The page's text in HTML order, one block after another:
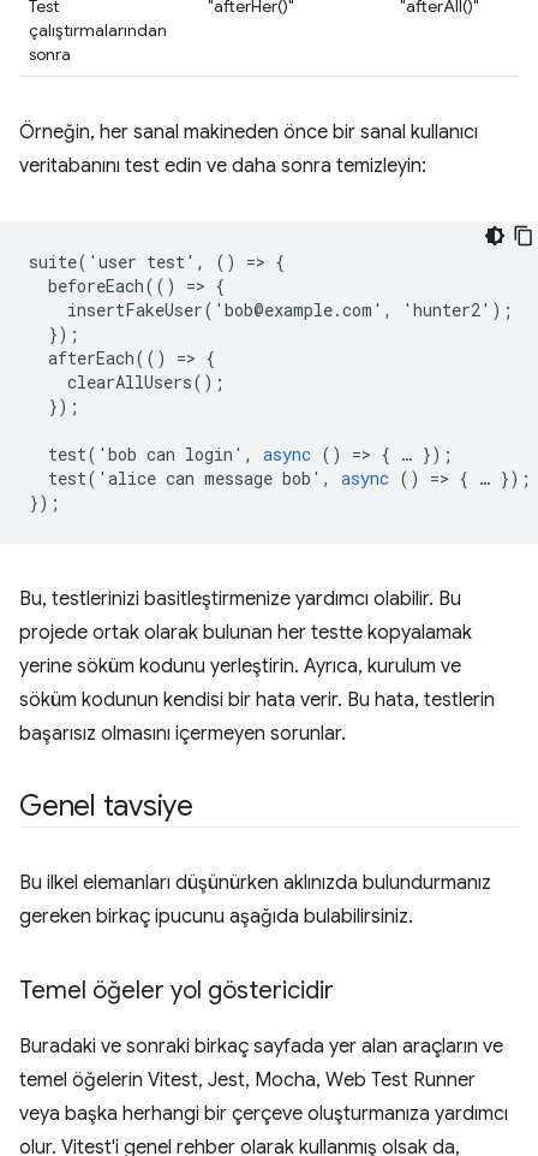
Test
çalıştırmalarından
sonra
"afterHer()" "afterAll()"
Örneğin, her sanal makineden önce bir sanal kullanıcı
veritabanını test edin ve daha sonra temizleyin:
suite( ' user test' , () => {
beforeEach(() => {
insertFakeUser( ' bob@example.com ' , ' hunter2' );
});
afterEach(() => {
clearAllUsers();
});
test( ' bob can login ' , async () => { … });
test( ' alice can message bob ' , async () => { … });
});
Bu, testlerinizi basitleştirmenize yardımcı olabilir. Bu
projede ortak olarak bulunan her testte kopyalamak
yerine söküm kodunu yerleştirin. Ayrıca, kurulum ve
söküm kodunun kendisi bir hata verir. Bu hata, testlerin
başarısız olmasını içermeyen sorunlar.
Genel tavsiye
Bu ilkel elemanları düşünürken aklınızda bulundurmanız
gereken birkaç ipucunu aşağıda bulabilirsiniz.
Temel öğeler yol göstericidir
Buradaki ve sonraki birkaç sayfada yer alan araçların ve
temel öğelerin Vitest, Jest, Mocha, Web Test Runner
veya başka herhangi bir çerçeve oluşturmanıza yardımcı
olur. Vitest'i genel rehber olarak kullanmış olsak da,